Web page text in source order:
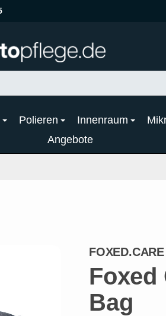
Polieren Innenraum
Angebote
FOXED.CARE
Foxed
Bag